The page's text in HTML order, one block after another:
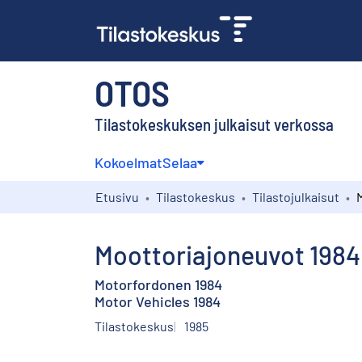
OTOS
Tilastokeskuksen julkaisut verkossa
KokoelmatSelaa
Etusivu Tilastokeskus Tilastojulkaisut
Moottoriajoneuvot 1984
Motorfordonen 1984
Motor Vehicles 1984
Tilastokeskus 1985